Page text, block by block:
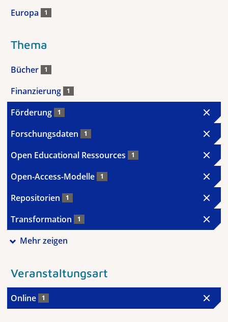
Europa 1
Thema
Bücher 1
Finanzierung 1
Förderung 1
Forschungsdaten 1
Open Educational Ressources 1
Open-Access-Modelle 1
Repositorien 1
Transformation 1
Mehr zeigen
Veranstaltungsart
Online 1